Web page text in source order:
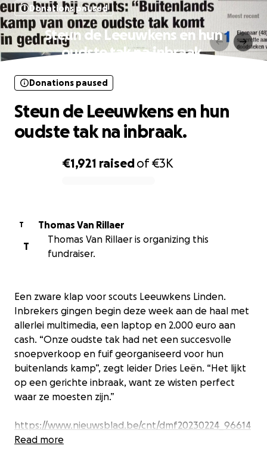
Donations paused
Steun de Leeuwkens en hun
oudste tak na inbraak.
€1,921 raisedof€3K
Donations paused
Steun de Leeuwkens en hun
oudste tak na inbraak.
T
Thomas Van Rillaer
T
Thomas Van Rillaer is organizing this
fundraiser.
Een zware klap voor scouts Leeuwkens Linden.
Inbrekers gingen begin deze week aan de haal met
allerlei multimedia, een laptop en 2.000 euro aan
cash. “Onze oudste tak had net een succesvolle
snoepverkoop en fuif georganiseerd voor hun
buitenlands kamp”, zegt leider Dries Leën. “Het lijkt
op een gerichte inbraak, want ze wisten perfect
waar ze moesten zijn.”
https://www.nieuwsblad.be/cnt/dmf20230224_96614
721
Read more